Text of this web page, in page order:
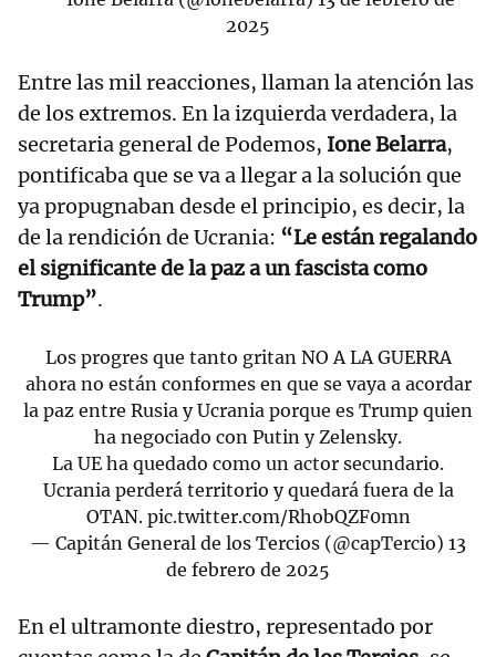
2025
Entre las mil reacciones, llaman la atención las
de los extremos. En la izquierda verdadera, la
secretaria general de Podemos, Ione Belarra,
pontificaba que se va a llegar a la solución que
ya propugnaban desde el principio, es decir, la
de la rendición de Ucrania: “Le están regalando
el significante de la paz a un fascista como
Trump”.
Los progres que tanto gritan NO A LA GUERRA
ahora no están conformes en que se vaya a acordar
la paz entre Rusia y Ucrania porque es Trump quien
ha negociado con Putin y Zelensky.
La UE ha quedado como un actor secundario.
Ucrania perderá territorio y quedará fuera de la
OTAN. pic.twitter.com/RhobQZF0mn
— Capitán General de los Tercios (@capTercio) 13
de febrero de 2025
En el ultramonte diestro, representado por